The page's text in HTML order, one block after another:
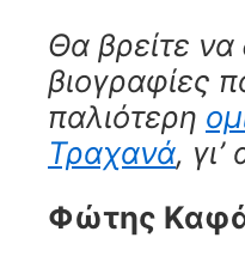
Θα βρείτε
βιογραφίες
παλιότερη
Τραχανά, γι’
Φώτης